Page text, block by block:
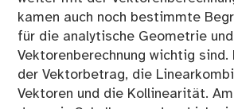
kamen auch noch bestimmte
für die analytische Geometrie
Vektorenberechnung wichtig sind.
der Vektorbetrag, die
Vektoren und die Kollinearität.